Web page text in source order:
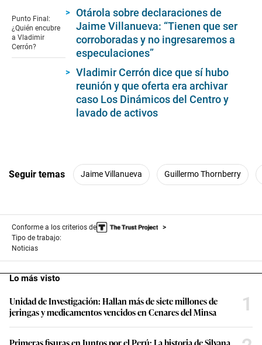
of
5
minutes,
14
Punto Final:
¿Quién encubre
a Vladimir
Cerrón?
Otárola sobre declaraciones de
Jaime Villanueva: “Tienen que ser
corroboradas y no ingresaremos a
especulaciones”
Vladimir Cerrón dice que sí hubo
reunión y que oferta era archivar
caso Los Dinámicos del Centro y
lavado de activos
Seguir temas Jaime Villanueva Guillermo Thornberry
Conforme a los criterios de
Tipo de trabajo:
Noticias
Lo más visto
Unidad de Investigación: Hallan más de siete millones de
jeringas y medicamentos vencidos en Cenares del Minsa
1
Primeras fisuras en Juntos por el Perú: La historia de Silvana